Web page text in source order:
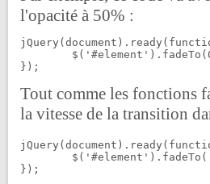
l'opacité à 50% :
});
Tout comme les fonctions
la vitesse de la transition
});